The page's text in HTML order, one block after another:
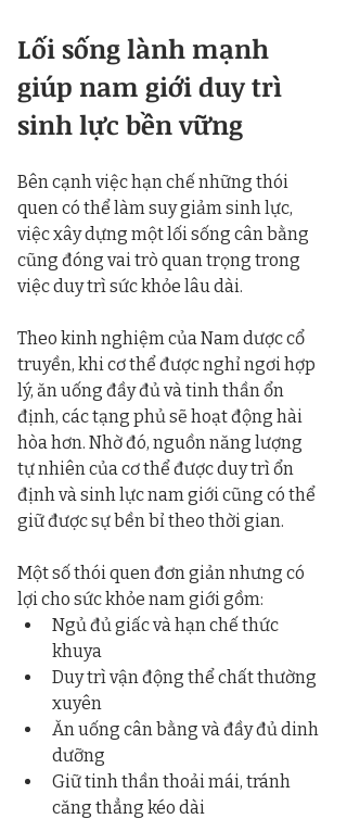
Lối sống lành mạnh
giúp nam giới duy trì
sinh lực bền vững
Bên cạnh việc hạn chế những thói
quen có thể làm suy giảm sinh lực,
việc xây dựng một lối sống cân bằng
cũng đóng vai trò quan trọng trong
việc duy trì sức khỏe lâu dài.
Theo kinh nghiệm của Nam dược cổ
truyền, khi cơ thể được nghỉ ngơi hợp
lý, ăn uống đầy đủ và tinh thần ổn
định, các tạng phủ sẽ hoạt động hài
hòa hơn. Nhờ đó, nguồn năng lượng
tự nhiên của cơ thể được duy trì ổn
định và sinh lực nam giới cũng có thể
giữ được sự bền bỉ theo thời gian.
Một số thói quen đơn giản nhưng có
lợi cho sức khỏe nam giới gồm:
Ngủ đủ giấc và hạn chế thức
khuya
Duy trì vận động thể chất thường
xuyên
Ăn uống cân bằng và đầy đủ dinh
dưỡng
Giữ tinh thần thoải mái, tránh
căng thẳng kéo dài